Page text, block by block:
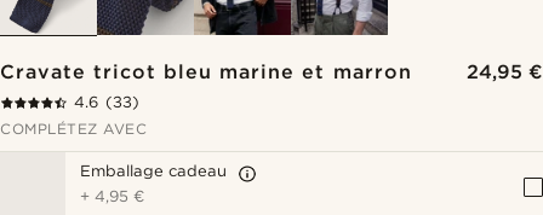
Cravate tricot bleu marine et marron 24,95 €
4.6 (33)
COMPLÉTEZ AVEC
Emballage cadeau
+4,95 €